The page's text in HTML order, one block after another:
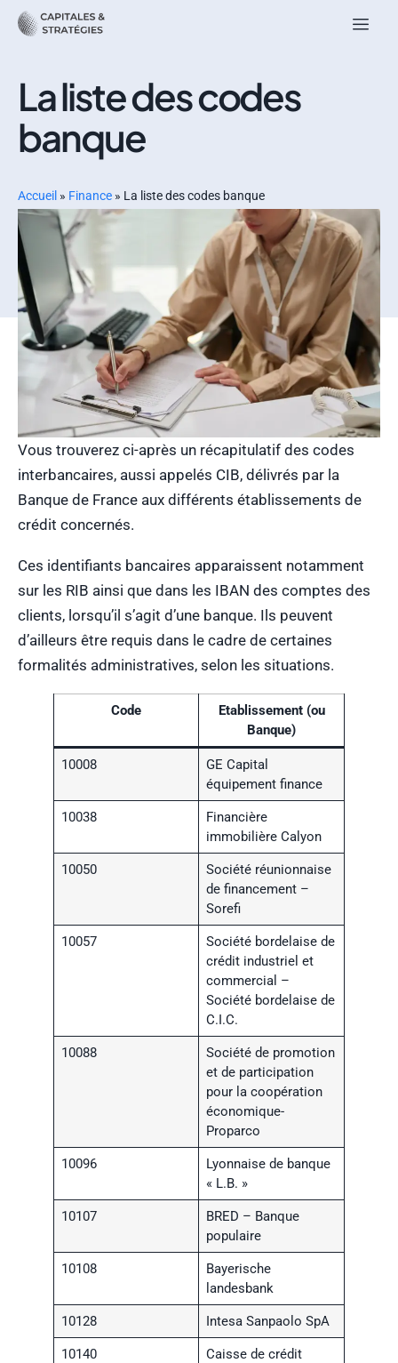
La liste des codes
banque
Accueil » Finance » La liste des codes banque
Vous trouverez ci-après un récapitulatif des codes
interbancaires, aussi appelés CIB, délivrés par la
Banque de France aux différents établissements de
crédit concernés.
Ces identifiants bancaires apparaissent notamment
sur les RIB ainsi que dans les IBAN des comptes des
clients, lorsqu’il s’agit d’une banque. Ils peuvent
d’ailleurs être requis dans le cadre de certaines
formalités administratives, selon les situations.
Code
Etablissement (ou
Banque)
10008
GE Capital
équipement finance
10038
Financière
immobilière Calyon
10050
Société réunionnaise
de financement –
Sorefi
10057
Société bordelaise de
crédit industriel et
commercial –
Société bordelaise de
C.I.C.
10088
Société de promotion
et de participation
pour la coopération
économique-
Proparco
10096
Lyonnaise de banque
« L.B. »
10107
BRED – Banque
populaire
10108
Bayerische
landesbank
10128 Intesa Sanpaolo SpA
10140
Caisse de crédit